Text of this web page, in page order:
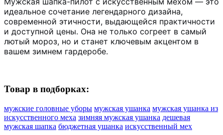
идеальное сочетание легендарного дизайна,
современной этичности, выдающейся практичности
и доступной цены. Она не только согреет в самый
лютый мороз, но и станет ключевым акцентом в
вашем зимнем гардеробе.
Товар в подборках:
мужские головные уборы мужская ушанка мужская ушанка из
искусственного меха зимняя мужская ушанка дешевая
мужская шапка бюджетная ушанка искусственный мех